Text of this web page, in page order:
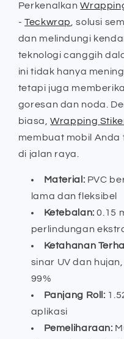
-
Teckwrap
-
Perkenalkan
-Teckwrap
, solusi
dan melindungi
teknologi canggih
ini tidak hanya
tetapi juga
goresan dan noda.
biasa,Wrapping
membuat mobil Anda
di jalan raya.
Material: PVC
lama dan fleksibel
Ketebalan: 0.15
perlindungan
Ketahanan
sinar UV dan
99%
Panjang Roll:
aplikasi
Pemeliharaan: